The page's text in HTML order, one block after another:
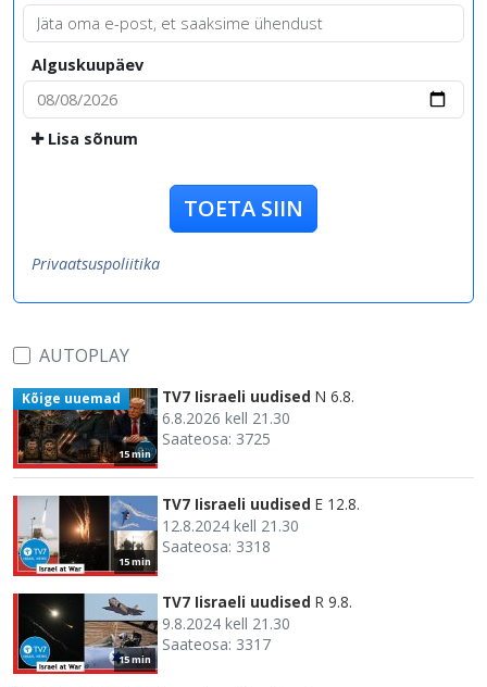
Alguskuupäev
Lisa sõnum
TOETA SIIN
Privaatsuspoliitika
AUTOPLAY
15 min
Kõige uuemad TV7 Iisraeli uudised N 6.8.
6.8.2026 kell 21.30
Saateosa: 3725
15 min
TV7 Iisraeli uudised E 12.8.
12.8.2024 kell 21.30
Saateosa: 3318
15 min
TV7 Iisraeli uudised R 9.8.
9.8.2024 kell 21.30
Saateosa: 3317